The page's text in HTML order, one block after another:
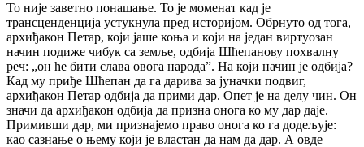
То није заветно понашање. То је моменат кад је
трансценденција устукнула пред историјом. Обрнуто од тога,
архиђакон Петар, који јаше коња и који на један виртуозан
начин подиже чибук са земље, одбија Шћепанову похвалну
реч: „он ће бити слава овога народа”. На који начин је одбија?
Кад му приђе Шћепан да га дарива за јуначки подвиг,
архиђакон Петар одбија да прими дар. Опет је на делу чин. Он
значи да архиђакон одбија да призна онога ко му дар даје.
Примивши дар, ми признајемо право онога ко га додељује:
као сазнање о њему који је властан да нам да дар. А овде